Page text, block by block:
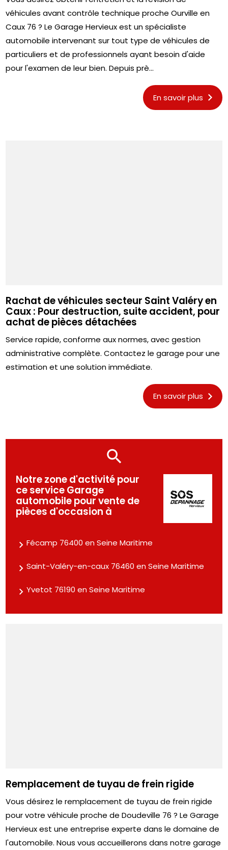
véhicules avant contrôle technique proche Ourville en
Caux 76 ? Le Garage Hervieux est un spécialiste
automobile intervenant sur tout type de véhicules de
particuliers et de professionnels ayant besoin d'aide
pour l'examen de leur bien. Depuis prè...
En savoir plus
Rachat de véhicules secteur Saint Valéry en
Caux : Pour destruction, suite accident, pour
achat de pièces détachées
Service rapide, conforme aux normes, avec gestion
administrative complète. Contactez le garage pour une
estimation et une solution immédiate.
En savoir plus
Notre zone d'activité pour
ce service Garage
automobile pour vente de
pièces d'occasion à
Fécamp 76400 en Seine Maritime
Saint-Valéry-en-caux 76460 en Seine Maritime
Yvetot 76190 en Seine Maritime
Remplacement de tuyau de frein rigide
Vous désirez le remplacement de tuyau de frein rigide
pour votre véhicule proche de Doudeville 76 ? Le Garage
Hervieux est une entreprise experte dans le domaine de
l'automobile. Nous vous accueillerons dans notre garage